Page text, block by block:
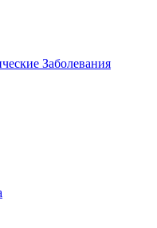
Заболевания